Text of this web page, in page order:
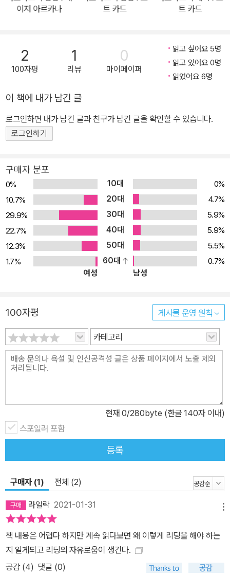
대한 추적하고 이에 따른 근거를 제시해 해설함으로써 그동안 알려지
나 장면들로 묘사, 설명되는데 그쳤던 40장에 달하는 핍 카드가 중세
및 라이더-웨이트 덱이 만들어진 시기 유럽에서 누렸던 생활 문화 속
에서 어떤 장면, 사건, 창작물들의 영향을 받았는지를 다양한 역사적
카드와 연계되었는지를 밝힌다. 일상 속 순간들을 담아내었다 평가받
는 핍 카드들이지만, 단순한 장면만 설명하는 것을 넘어 그 원리나 근
거를 탐색하는 데 큰 도움을 줄 타로카드 총서 5 『타로카드의 상징:
명한다. 그동안 조명되지 못했던 그림 속의 상징물들과 뜻을 알 수 없
었던 몸의 자세와 손짓과 발의 위치와 시선의 높이와 옷의 문양과 의
자에 새겨진 장식까지, 수많은 의문과 궁금증을 명쾌하게 풀어내어
어떻게 해석해야 할지를 명확하게 일러주는 꼼꼼하고도 치밀한 해설
서다. 최근 다양한 분야에서 타로카드의 문화 콘텐츠적 가치를 조명
하기 시작했다. 마술사 『최현우의 마법타로』 등의 서적에서부터, 다
양한 펀딩 프로그램들을 통한 타로카드 제작 등이 활성화되고 있으
며, 타로 상담 전문 방송인들 역시 꾸준한 활동을 이어가고 있다. 이
로카드 총서 상징편들의 알찬 내용은 국내 타로카드계를 보다 발전할
이저 아르카나
트 카드
트 카드
2
100자평
1
리뷰
0
마이페이퍼
읽고 싶어요 5명
읽고 있어요 0명
읽었어요 6명
이 책에 내가 남긴 글
로그인하면 내가 남긴 글과 친구가 남긴 글을 확인할 수 있습니다.
로그인하기
구매자 분포
0% 10대
0%
10.7%
20대
4.7%
29.9%
30대
5.9%
22.7%
40대
5.9%
12.3%
50대
5.5%
1.7%
60대
0.7%
여성
남성
100자평 게시물 운영 원칙
카테고리
현재 0/280byte (한글 140자 이내)
스포일러 포함
등록
구매자 (1) 전체 (2)
라일락 2021-01-31
책 내용은 어렵다 하지만 계속 읽다보면 왜 이렇게 리딩을 해야 하는
지 알게되고 리딩의 자유로움이 생긴다.
공감 (4) 댓글 (0)